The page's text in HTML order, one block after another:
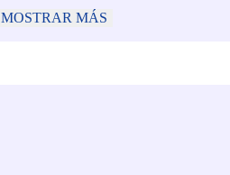
MOSTRAR MÁS